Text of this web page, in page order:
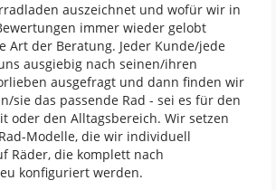
auszeichnet und wofür wir in
immer wieder gelobt
Art der Beratung. Jeder Kunde/jede
ausgiebig nach seinen/ihren
ausgefragt und dann finden wir
sie das passende Rad - sei es für den
oder den Alltagsbereich. Wir setzen
Modelle, die wir individuell
Räder, die komplett nach
konfiguriert werden.